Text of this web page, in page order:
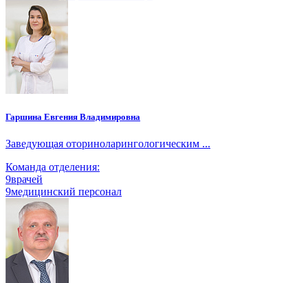
Гаршина Евгения Владимировна
Заведующая оториноларингологическим ...
Команда отделения:
9врачей
9медицинский персонал